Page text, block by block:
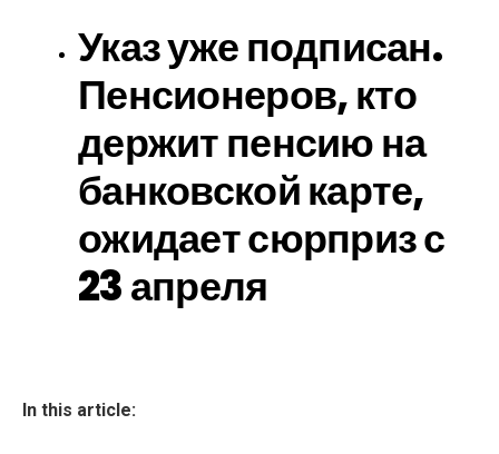
Указ уже подписан.
Пенсионеров, кто
держит пенсию на
банковской карте,
ожидает сюрприз с
23 апреля
In this article: